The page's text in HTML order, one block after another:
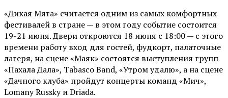
«Дикая Мята» считается одним из самых комфортных
фестивалей в стране — в этом году событие состоится
19-21 июня. Двери откроются 18 июня с 18:00 — с этого
времени работу вход для гостей, фудкорт, палаточные
лагеря, на сцене «Маяк» состоятся выступления групп
«Пахала Дала», Tabasco Band, «Утром удалю», а на сцене
«Дачного клуба» пройдут концерты команд «Мич»,
Lomany Russky и Driada.